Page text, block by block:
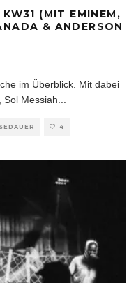
(MIT EMINEM,
& ANDERSON
im Überblick. Mit dabei
Sol Messiah
4